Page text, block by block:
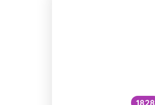
1828